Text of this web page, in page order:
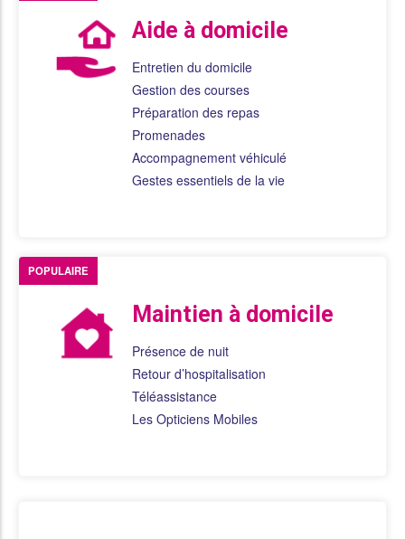
Aide à domicile
Entretien du domicile
Gestion des courses
Préparation des repas
Promenades
Accompagnement véhiculé
Gestes essentiels de la vie
Maintien à domicile
Présence de nuit
Retour d’hospitalisation
Téléassistance
Les Opticiens Mobiles
POPULAIRE